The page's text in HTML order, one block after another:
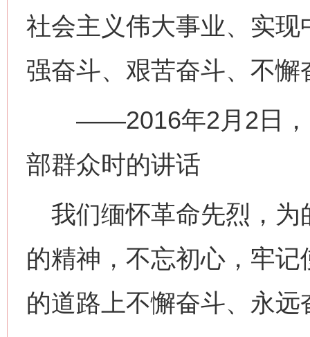
社会主义伟大事业、实
强奋斗、艰苦奋斗、不懈
——2016年2月2日，
部群众时的讲话
我们缅怀革命先烈，为
的精神，不忘初心，牢
的道路上不懈奋斗、永远